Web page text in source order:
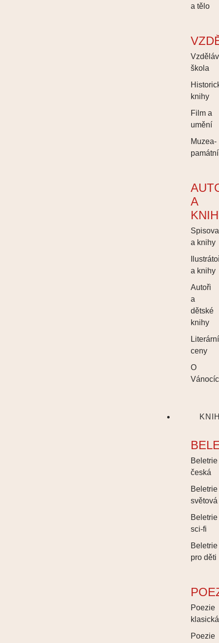
a tělo
škola
knihy
Film a
umění
Muzea-
A
a knihy
a knihy
Autoři
a
dětské
knihy
Literární
ceny
O
Beletrie
česká
Beletrie
světová
Beletrie
sci-fi
Beletrie
pro děti
Poezie
klasická
Poezie